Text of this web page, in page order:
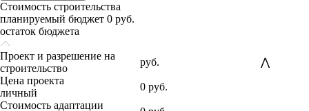
Стоимость строительства
планируемый бюджет 0 руб.
остаток бюджета
Проект и разрешение на
строительство
руб.
⋀
Цена проекта
личный
0 руб.
Стоимость адаптации